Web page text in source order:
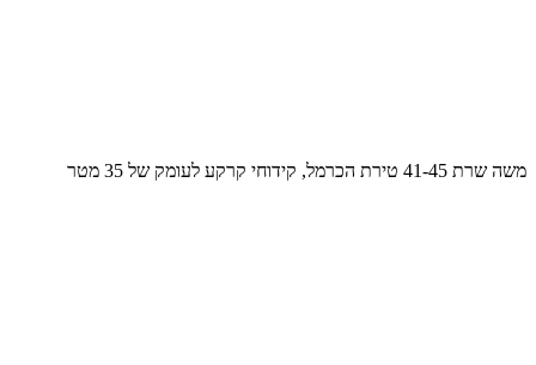
משה שרת 41-45 טירת הכרמל, קידוחי קרקע לעומק של 35 מטר